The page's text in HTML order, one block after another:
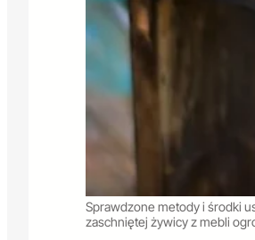
Sprawdzone metody i środki
zaschniętej żywicy z mebli